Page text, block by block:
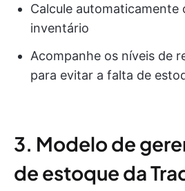
Calcule automaticamente
inventário
Acompanhe os níveis de
para evitar a falta de
3. Modelo de
de estoque da